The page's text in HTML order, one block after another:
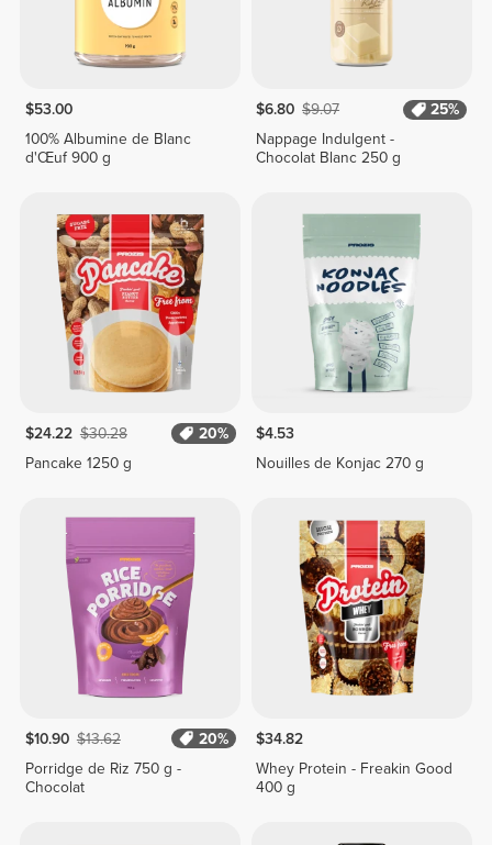
$53.00
100% Albumine de Blanc
d'Œuf 900 g
$6.80 $9.07
25%
Nappage Indulgent -
Chocolat Blanc 250 g
$24.22 $30.28
20%
Pancake 1250 g
$4.53
Nouilles de Konjac 270 g
$10.90 $13.62
20%
Porridge de Riz 750 g -
Chocolat
$34.82
Whey Protein - Freakin Good
400 g